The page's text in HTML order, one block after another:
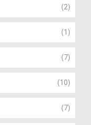
(2)
(1)
(7)
(10)
(7)